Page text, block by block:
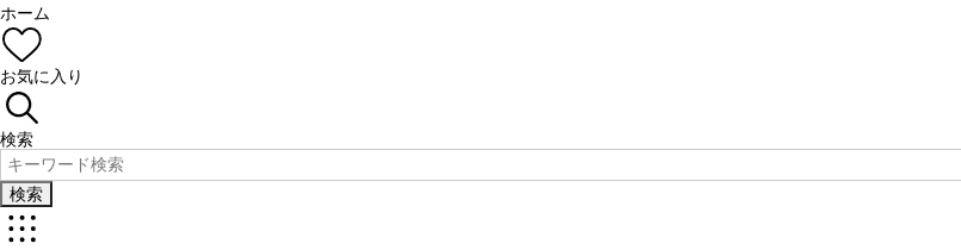
ホーム
お気に入り
検索
検索